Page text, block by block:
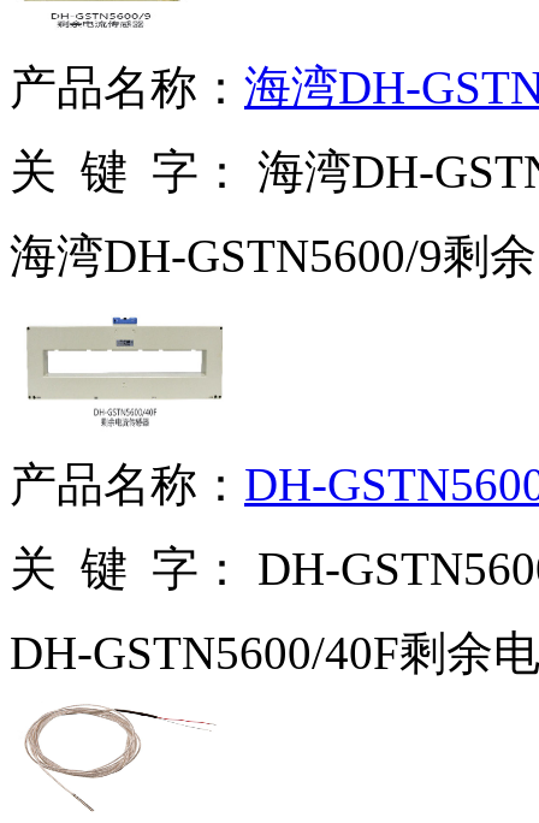
产品名称： 海湾DH-
关 键 字：
海湾DH-
海湾DH-GSTN5600/9剩
产品名称： DH-
关 键 字：
DH-
DH-GSTN5600/40F剩余